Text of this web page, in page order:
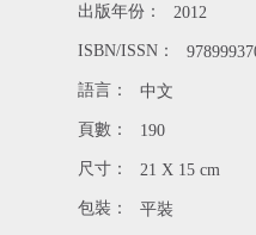
出版年份： 2012
ISBN/ISSN：
語言： 中文
頁數： 190
尺寸： 21 X 15 cm
包裝： 平裝